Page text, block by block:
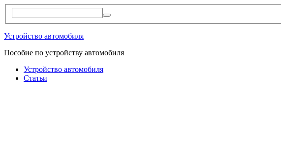
Устройство автомобиля
Пособие по устройству автомобиля
Устройство автомобиля
Статьи